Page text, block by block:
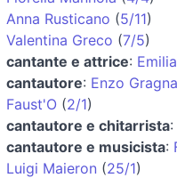
Anna Rusticano (5/11)
Valentina Greco (7/5)
cantante e attrice:
cantautore: Enzo
Faust'O (2/1)
cantautore e chitarrista:
cantautore e musicista:
Luigi Maieron (25/1)